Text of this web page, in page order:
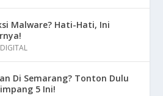
Malware? Hati-Hati, Ini
DIGITAL
Di Semarang? Tonton Dulu
5 Ini!